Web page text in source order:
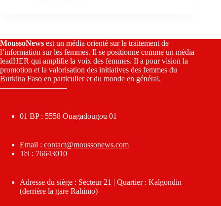
MoussoNews est un média orienté sur le traitement de
l’information sur les femmes. Il se positionne comme un média
leadHER qui amplifie la voix des femmes. Il a pour vision la
promotion et la valorisation des initiatives des femmes du
Burkina Faso en particulier et du monde en général.
————————–
01 BP : 5558 Ouagadougou 01
Email : contact@moussonews.com
Tel : 76643010
Adresse du siège : Secteur 21 | Quartier : Kalgondin
(derrière la gare Rahimo)